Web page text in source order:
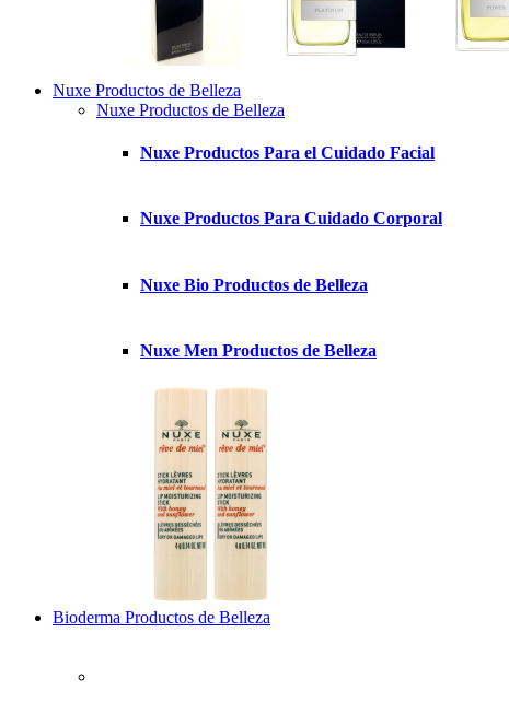
Nuxe Productos de Belleza
Nuxe Productos de Belleza
Nuxe Productos Para el Cuidado Facial
Nuxe Productos Para Cuidado Corporal
Nuxe Bio Productos de Belleza
Nuxe Men Productos de Belleza
Bioderma Productos de Belleza